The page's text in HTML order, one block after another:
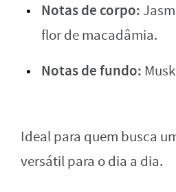
Notas de corpo:
flor de macadâmia.
Notas de fundo:
Ideal para quem busca
versátil para o dia a dia.